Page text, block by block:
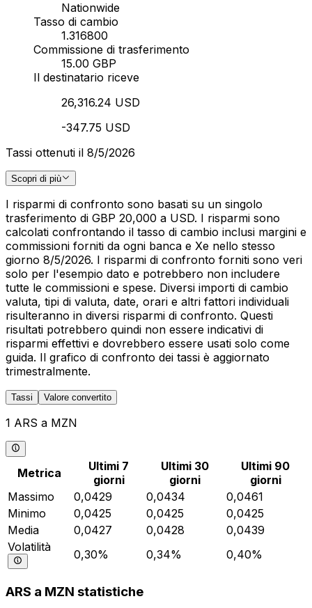
Nationwide
Tasso di cambio
1.316800
Commissione di trasferimento
15.00 GBP
Il destinatario riceve
26,316.24 USD
-347.75 USD
Tassi ottenuti il 8/5/2026
Scopri di più
I risparmi di confronto sono basati su un singolo
trasferimento di GBP 20,000 a USD. I risparmi sono
calcolati confrontando il tasso di cambio inclusi margini e
commissioni forniti da ogni banca e Xe nello stesso
giorno 8/5/2026. I risparmi di confronto forniti sono veri
solo per l'esempio dato e potrebbero non includere
tutte le commissioni e spese. Diversi importi di cambio
valuta, tipi di valuta, date, orari e altri fattori individuali
risulteranno in diversi risparmi di confronto. Questi
risultati potrebbero quindi non essere indicativi di
risparmi effettivi e dovrebbero essere usati solo come
guida. Il grafico di confronto dei tassi è aggiornato
trimestralmente.
Tassi Valore convertito
1 ARS a MZN
Metrica
Ultimi 7
giorni
Ultimi 30
giorni
Ultimi 90
giorni
Massimo
0,0429 0,0434
0,0461
Minimo
0,0425 0,0425
0,0425
Media
0,0427 0,0428
0,0439
Volatilità
0,30% 0,34% 0,40%
ARS a MZN statistiche